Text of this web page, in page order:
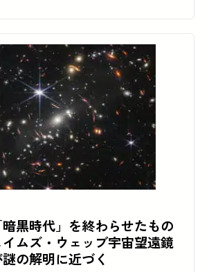
黒時代」を終わらせたもの
ムズ・ウェッブ宇宙望遠鏡
の解明に近づく